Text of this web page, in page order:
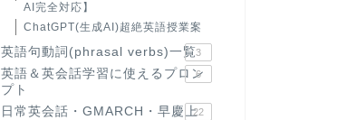
AI完全対応】
ChatGPT(生成AI)超絶英語授業案
英語句動詞(phrasal verbs)一覧3
英語＆英会話学習に使えるプロン
プト
6
日常英会話・GMARCH・早慶上22